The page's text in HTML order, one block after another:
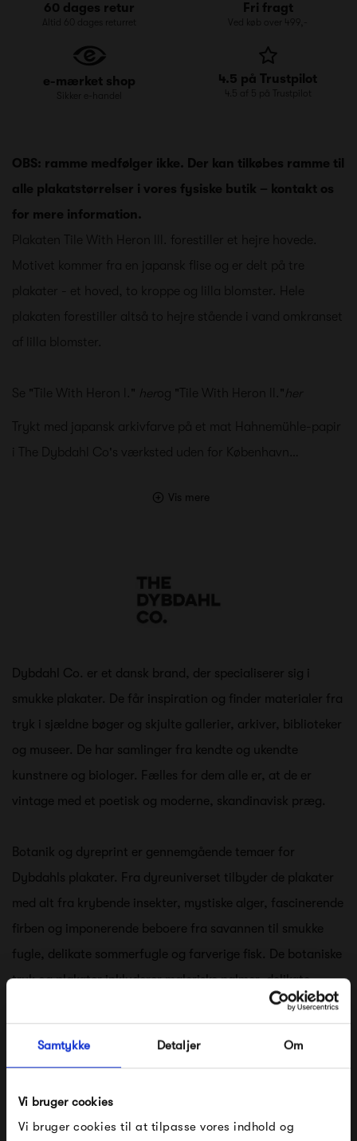
Samtykke Detaljer Om
Vi bruger cookies
Vi bruger cookies til at tilpasse vores indhold og
60 dages retur
Altid 60 dages returret
Fri fragt
Ved køb over 499,-
e-mærket shop
Sikker e-handel
4.5 på Trustpilot
4.5 af 5 på Trustpilot
OBS: ramme medfølger ikke. Der kan tilkøbes ramme til
alle plakatstørrelser i vores fysiske butik – kontakt os
for mere information.
Plakaten Tile With Heron lll. forestiller et hejre hovede.
Motivet kommer fra en japansk flise og er delt på tre
plakater - et hoved, to kroppe og lilla blomster. Hele
plakaten forestiller altså to hejre stående i vand omkranset
af lilla blomster.
Se "Tile With Heron l." herog "Tile With Heron ll."her
Trykt med japansk arkivfarve på et mat Hahnemühle-papir
i The Dybdahl Co's værksted uden for København…
Vis mere
Dybdahl Co. er et dansk brand, der specialiserer sig i
smukke plakater. De får inspiration og finder materialer fra
tryk i sjældne bøger og skjulte gallerier, arkiver, biblioteker
og museer. De har samlinger fra kendte og ukendte
kunstnere og biologer. Fælles for dem alle er, at de er
vintage med et poetisk og moderne, skandinavisk præg.
Botanik og dyreprint er gennemgående temaer for
Dybdahls plakater. Fra dyreuniverset tilbyder de plakater
med alt fra krybende insekter, mystiske alger, fascinerende
firben og imponerende beboere fra savannen til smukke
fugle, delikate sommerfugle og farverige fisk. De botaniske
tryk og plakater inkluderer maleriske palmer, delikate
svampe, frodige grønne blade og eksotiske blomster. Disse
samtidig med at de giver en vintagefornemmelse og skaber
Udover naturtemaet byder Dybdahl også på kollektionen